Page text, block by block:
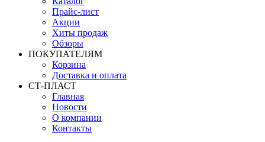
Прайс-лист
Акции
Хиты продаж
Обзоры
ПОКУПАТЕЛЯМ
Корзина
Доставка и оплата
СТ-ПЛАСТ
Главная
Новости
О компании
Контакты